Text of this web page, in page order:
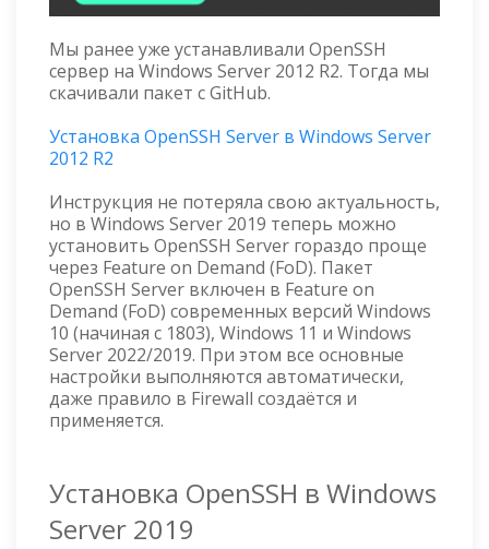
Мы ранее уже устанавливали OpenSSH
сервер на Windows Server 2012 R2. Тогда мы
скачивали пакет с GitHub.
Установка OpenSSH Server в Windows Server
2012 R2
Инструкция не потеряла свою актуальность,
но в Windows Server 2019 теперь можно
установить OpenSSH Server гораздо проще
через Feature on Demand (FoD). Пакет
OpenSSH Server включен в Feature on
Demand (FoD) современных версий Windows
10 (начиная с 1803), Windows 11 и Windows
Server 2022/2019. При этом все основные
настройки выполняются автоматически,
даже правило в Firewall создаётся и
применяется.
Установка OpenSSH в Windows
Server 2019